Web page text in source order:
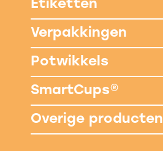
Etiketten
Verpakkingen
Potwikkels
SmartCups®
Overige producten